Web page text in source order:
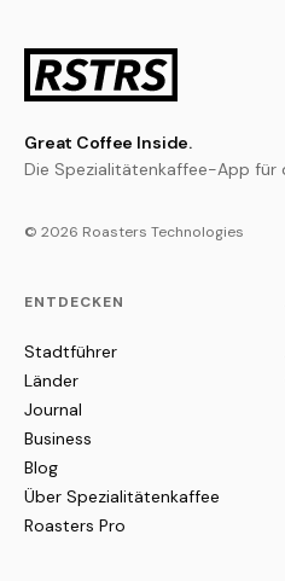
Great Coffee Inside.
Die Spezialitätenkaffee-App für
© 2026 Roasters Technologies
ENTDECKEN
Stadtführer
Länder
Journal
Business
Blog
Über Spezialitätenkaffee
Roasters Pro